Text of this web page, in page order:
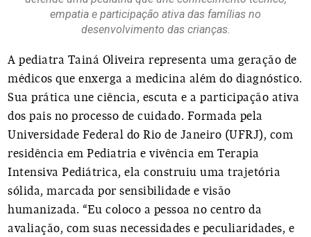
empatia e participação ativa das famílias no
desenvolvimento das crianças.
A pediatra Tainá Oliveira representa uma geração de
médicos que enxerga a medicina além do diagnóstico.
Sua prática une ciência, escuta e a participação ativa
dos pais no processo de cuidado. Formada pela
Universidade Federal do Rio de Janeiro (UFRJ), com
residência em Pediatria e vivência em Terapia
Intensiva Pediátrica, ela construiu uma trajetória
sólida, marcada por sensibilidade e visão
humanizada. “Eu coloco a pessoa no centro da
avaliação, com suas necessidades e peculiaridades, e